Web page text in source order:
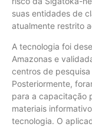
suas entidades de
atualmente restrito
A tecnologia foi
Amazonas e
centros de
Posteriormente,
para a capacitação
materiais
tecnologia. O